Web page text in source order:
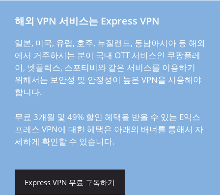
해외 VPN 서비스는 Express VPN
일본, 미국, 유럽, 호주, 뉴질랜드, 동남아시아 등 해외
에서 거주하시는 분이 국내 OTT 서비스인 쿠팡플레
이, 넷플릭스, 스포티비와 같은 서비스를 이용하기
위해서는 보안성 및 안정성이 높은 VPN을 사용해야
합니다.
무료 3개월 및 49% 할인 헤택을 받을 수 있는 E익스
프레스 VPN에 대한 혜택은 아래의 배너를 통해서 자
세하게 확인할 수 있습니다.
Express VPN 무료 구독하기